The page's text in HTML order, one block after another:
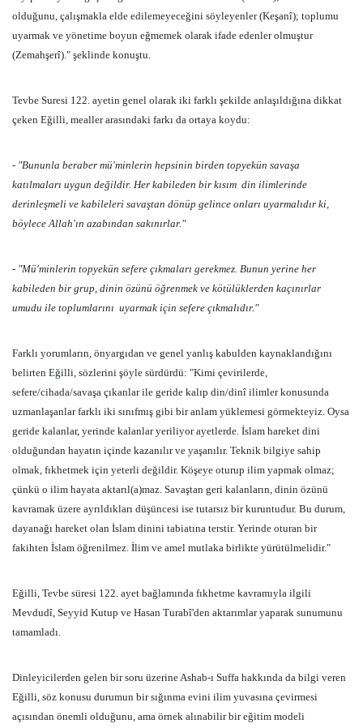
olduğunu, çalışmakla elde edilemeyeceğini söyleyenler (Keşanî); toplumu
uyarmak ve yönetime boyun eğmemek olarak ifade edenler olmuştur
(Zemahşerî)." şeklinde konuştu.
Tevbe Suresi 122. ayetin genel olarak iki farklı şekilde anlaşıldığına dikkat
çeken Eğilli, mealler arasındaki farkı da ortaya koydu:
- "Bununla beraber mü'minlerin hepsinin birden topyekün savaşa
katılmaları uygun değildir. Her kabileden bir kısım din ilimlerinde
derinleşmeli ve kabileleri savaştan dönüp gelince onları uyarmalıdır ki,
böylece Allah'ın azabından sakınırlar."
- "Mü'minlerin topyekün sefere çıkmaları gerekmez. Bunun yerine her
kabileden bir grup, dinin özünü öğrenmek ve kötülüklerden kaçınırlar
umudu ile toplumlarını uyarmak için sefere çıkmalıdır."
Farklı yorumların, önyargıdan ve genel yanlış kabulden kaynaklandığını
belirten Eğilli, sözlerini şöyle sürdürdü: "Kimi çevirilerde,
sefere/cihada/savaşa çıkanlar ile geride kalıp din/dinî ilimler konusunda
uzmanlaşanlar farklı iki sınıfmış gibi bir anlam yüklemesi görmekteyiz. Oysa
geride kalanlar, yerinde kalanlar yeriliyor ayetlerde. İslam hareket dini
olduğundan hayatın içinde kazanılır ve yaşanılır. Teknik bilgiye sahip
olmak, fıkhetmek için yeterli değildir. Köşeye oturup ilim yapmak olmaz;
çünkü o ilim hayata aktarıl(a)maz. Savaştan geri kalanların, dinin özünü
kavramak üzere ayrıldıkları düşüncesi ise tutarsız bir kuruntudur. Bu durum,
dayanağı hareket olan İslam dinini tabiatına terstir. Yerinde oturan bir
fakihten İslam öğrenilmez. İlim ve amel mutlaka birlikte yürütülmelidir."
Eğilli, Tevbe süresi 122. ayet bağlamında fıkhetme kavramıyla ilgili
Mevdudî, Seyyid Kutup ve Hasan Turabî'den aktarımlar yaparak sunumunu
tamamladı.
Dinleyicilerden gelen bir soru üzerine Ashab-ı Suffa hakkında da bilgi veren
Eğilli, söz konusu durumun bir sığınma evini ilim yuvasına çevirmesi
açısından önemli olduğunu, ama örnek alınabilir bir eğitim modeli